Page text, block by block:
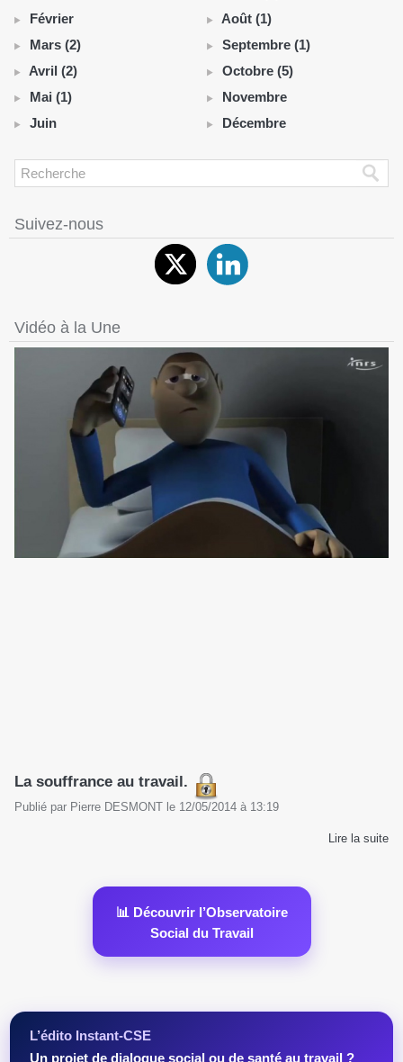
Février
Mars (2)
Avril (2)
Mai (1)
Juin
Août (1)
Septembre (1)
Octobre (5)
Novembre
Décembre
Suivez-nous
Vidéo à la Une
La souffrance au travail.
Publié par Pierre DESMONT le 12/05/2014 à 13:19
Lire la suite
📊 Découvrir l’Observatoire
Social du Travail
L’édito Instant-CSE
Un projet de dialogue social ou de santé au travail ?